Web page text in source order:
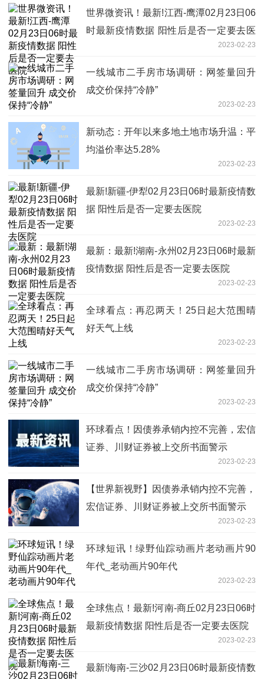
世界微资讯！最新!江西-鹰潭02月23日06
时最新疫情数据 阳性后是否一定要去医
2023-02-23
一线城市二手房市场调研：网签量回升
成交价保持“冷静”
2023-02-23
新动态：开年以来多地土地市场升温：平
均溢价率达5.28%
2023-02-23
最新!新疆-伊犁02月23日06时最新疫情数
据 阳性后是否一定要去医院
2023-02-23
最新：最新!湖南-永州02月23日06时最新
疫情数据 阳性后是否一定要去医院
2023-02-23
全球看点：再忍两天！25日起大范围晴
好天气上线
2023-02-23
一线城市二手房市场调研：网签量回升
成交价保持“冷静”
2023-02-23
环球看点！因债券承销内控不完善，宏信
证券、川财证券被上交所书面警示
2023-02-23
【世界新视野】因债券承销内控不完善，
宏信证券、川财证券被上交所书面警示
2023-02-23
环球短讯！绿野仙踪动画片老动画片90
年代_老动画片90年代
2023-02-23
全球焦点！最新!河南-商丘02月23日06时
最新疫情数据 阳性后是否一定要去医院
2023-02-23
最新!海南-三沙02月23日06时最新疫情数